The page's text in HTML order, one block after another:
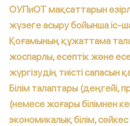
ОУПиОТ мақсаттарын
жүзеге асыру бойынша іс-
Қоғамының құжаттама
жоспарлы, есептік және
жүргізудің тиісті сапасын
Білім талаптары
(немесе жоғары білімнен
экономикалық білім,